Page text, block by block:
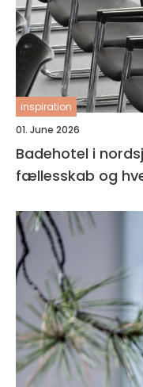
inspiration
01. June 2026
Badehotel i
fællesskab og